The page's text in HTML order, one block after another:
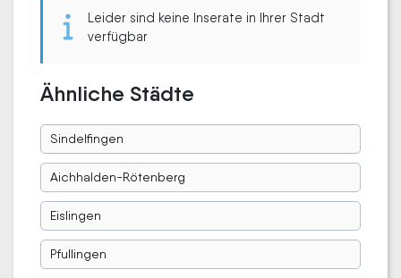
Leider sind keine Inserate in Ihrer Stadt
verfügbar
Ähnliche Städte
Sindelfingen
Aichhalden-Rötenberg
Eislingen
Pfullingen